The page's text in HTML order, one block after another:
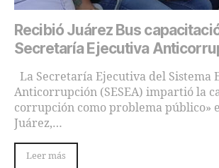
Recibió Juárez Bus
Secretaría Ejecutiva
La Secretaría Ejecutiva del Sistema
Anticorrupción (SESEA) impartió la
corrupción como problema público»
Juárez,…
Leer más